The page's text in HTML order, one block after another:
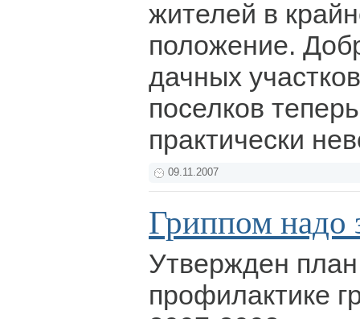
жителей в
положение.
дачных
поселков
практически
09.11.2007
Гриппом надо
Утвержден
профилактике